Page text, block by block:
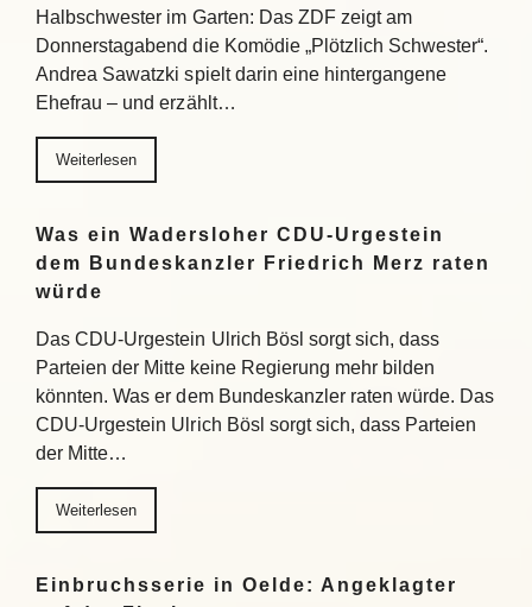
Halbschwester im Garten: Das ZDF zeigt am
Donnerstagabend die Komödie „Plötzlich Schwester“.
Andrea Sawatzki spielt darin eine hintergangene
Ehefrau – und erzählt…
Weiterlesen
Was ein Wadersloher CDU-Urgestein
dem Bundeskanzler Friedrich Merz raten
würde
Das CDU-Urgestein Ulrich Bösl sorgt sich, dass
Parteien der Mitte keine Regierung mehr bilden
könnten. Was er dem Bundeskanzler raten würde. Das
CDU-Urgestein Ulrich Bösl sorgt sich, dass Parteien
der Mitte…
Weiterlesen
Einbruchsserie in Oelde: Angeklagter